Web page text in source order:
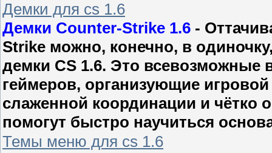
Демки для cs 1.6
Демки Counter-Strike 1.6 -
Strike можно, конечно, в
демки CS 1.6. Это
геймеров, организующие
слаженной координации и чётко
помогут быстро научиться
Темы меню для cs 1.6